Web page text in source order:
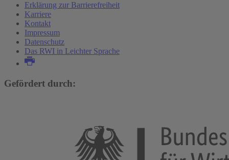
Erklärung zur Barrierefreiheit
Karriere
Kontakt
Impressum
Datenschutz
Das RWI in Leichter Sprache
Gefördert durch: